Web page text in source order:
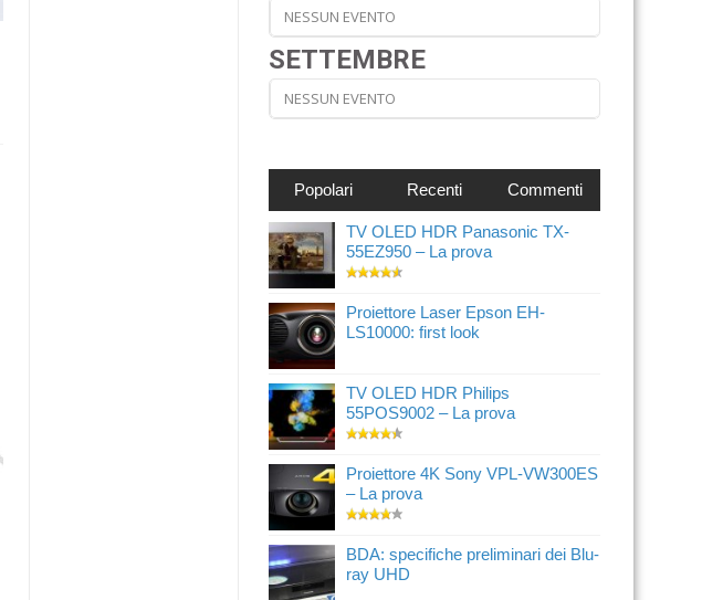
NESSUN EVENTO
SETTEMBRE
NESSUN EVENTO
Popolari Recenti Commenti
TV OLED HDR Panasonic TX-
55EZ950 – La prova
Proiettore Laser Epson EH-
LS10000: first look
TV OLED HDR Philips
55POS9002 – La prova
Proiettore 4K Sony VPL-VW300ES
– La prova
BDA: specifiche preliminari dei Blu-
ray UHD